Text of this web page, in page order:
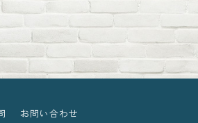
お問い合わせ